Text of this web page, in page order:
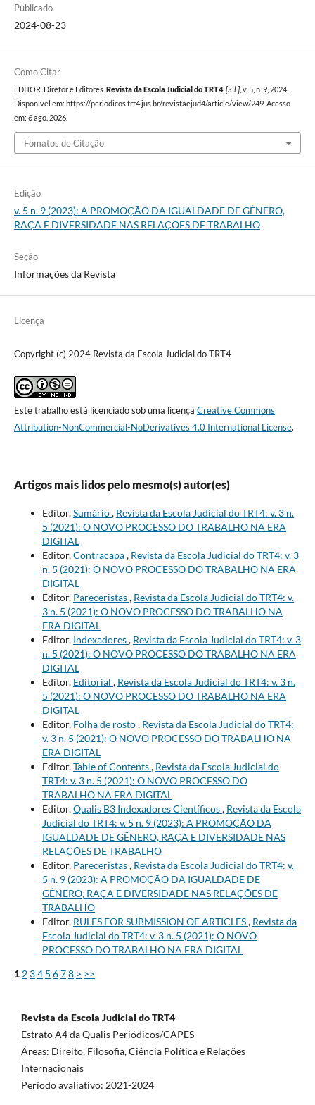
Publicado
2024-08-23
Como Citar
EDITOR. Diretor e Editores. Revista da Escola Judicial do TRT4, [S. l.], v. 5, n. 9, 2024.
Disponível em: https://periodicos.trt4.jus.br/revistaejud4/article/view/249. Acesso
em: 6 ago. 2026.
Fomatos de Citação
Edição
v. 5 n. 9 (2023): A PROMOÇÃO DA IGUALDADE DE GÊNERO,
RAÇA E DIVERSIDADE NAS RELAÇÕES DE TRABALHO
Seção
Informações da Revista
Licença
Copyright (c) 2024 Revista da Escola Judicial do TRT4
Este trabalho está licenciado sob uma licença Creative Commons
Attribution-NonCommercial-NoDerivatives 4.0 International License.
Artigos mais lidos pelo mesmo(s) autor(es)
Editor,Sumário, Revista da Escola Judicial do TRT4: v. 3 n.
5 (2021): O NOVO PROCESSO DO TRABALHO NA ERA
DIGITAL
Editor,Contracapa, Revista da Escola Judicial do TRT4: v. 3
n. 5 (2021): O NOVO PROCESSO DO TRABALHO NA ERA
DIGITAL
Editor, Pareceristas, Revista da Escola Judicial do TRT4: v.
3 n. 5 (2021): O NOVO PROCESSO DO TRABALHO NA
ERA DIGITAL
Editor, Indexadores, Revista da Escola Judicial do TRT4: v. 3
n. 5 (2021): O NOVO PROCESSO DO TRABALHO NA ERA
DIGITAL
Editor, Editorial , Revista da Escola Judicial do TRT4: v. 3 n.
5 (2021): O NOVO PROCESSO DO TRABALHO NA ERA
DIGITAL
Editor, Folha de rosto, Revista da Escola Judicial do TRT4:
v. 3 n. 5 (2021): O NOVO PROCESSO DO TRABALHO NA
ERA DIGITAL
Editor,Table of Contents, Revista da Escola Judicial do
TRT4: v. 3 n. 5 (2021): O NOVO PROCESSO DO
TRABALHO NA ERA DIGITAL
Editor,Qualis B3 Indexadores Científicos, Revista da Escola
Judicial do TRT4: v. 5 n. 9 (2023): A PROMOÇÃO DA
IGUALDADE DE GÊNERO, RAÇA E DIVERSIDADE NAS
RELAÇÕES DE TRABALHO
Editor, Pareceristas, Revista da Escola Judicial do TRT4: v.
5 n. 9 (2023): A PROMOÇÃO DA IGUALDADE DE
GÊNERO, RAÇA E DIVERSIDADE NAS RELAÇÕES DE
TRABALHO
Editor, RULES FOR SUBMISSION OF ARTICLES, Revista da
Escola Judicial do TRT4: v. 3 n. 5 (2021): O NOVO
PROCESSO DO TRABALHO NA ERA DIGITAL
1 2 34 5 678 > >>
Revista da Escola Judicial do TRT4
Estrato A4 da Qualis Periódicos/CAPES
Áreas: Direito, Filosofia, Ciência Política e Relações
Internacionais
Período avaliativo: 2021-2024